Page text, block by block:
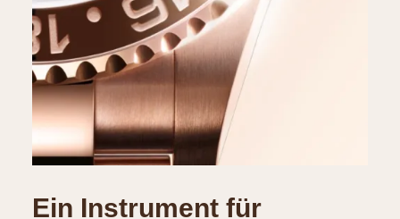
Ein Instrument für